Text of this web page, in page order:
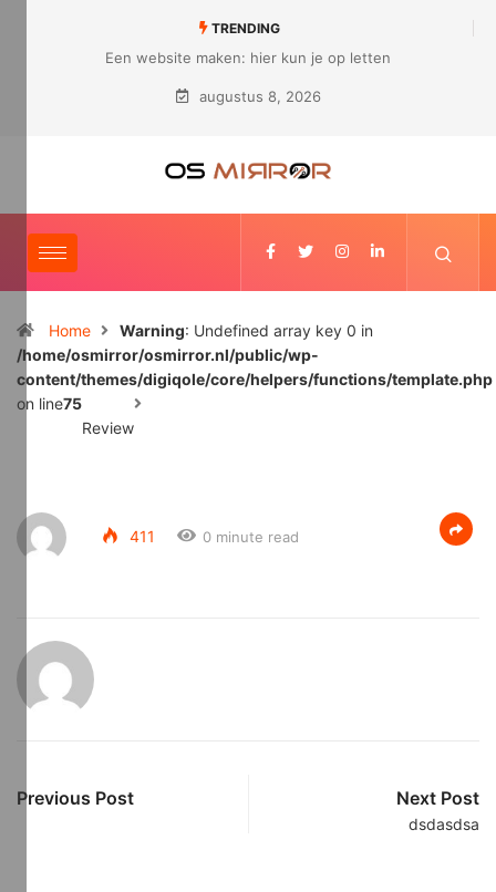
TRENDING
hier kun je op letten Hoe ziet een modern bedrijf er uit?
augustus 8, 2026
Home Warning: Undefined array key 0 in
/home/osmirror/osmirror.nl/public/wp-
content/themes/digiqole/core/helpers/functions/template.php
on line75
Review
411 0 minute read
Previous Post Next Post
dsdasdsa